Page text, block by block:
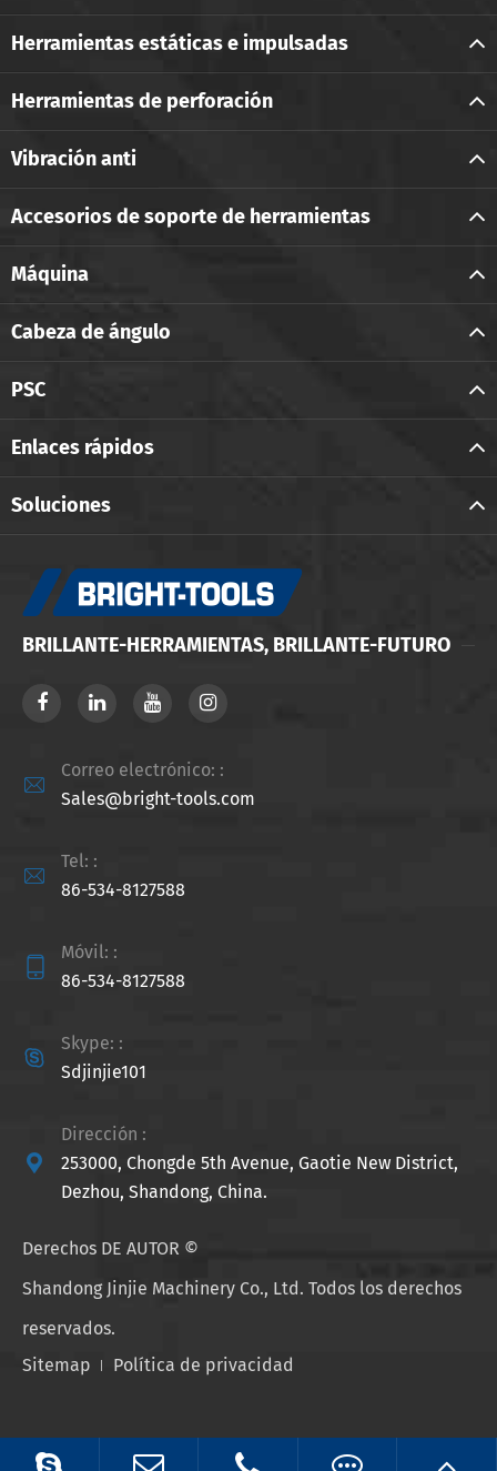
Herramientas estáticas e impulsadas
Herramientas de perforación
Vibración anti
Accesorios de soporte de herramientas
Máquina
Cabeza de ángulo
PSC
Enlaces rápidos
Soluciones
BRILLANTE-HERRAMIENTAS, BRILLANTE-FUTURO

Correo electrónico: :
Sales@bright-tools.com

Tel: :
86-534-8127588

Móvil: :
86-534-8127588

Skype: :
Sdjinjie101

Dirección :
253000, Chongde 5th Avenue, Gaotie New District,
Dezhou, Shandong, China.
Derechos DE AUTOR ©
Shandong Jinjie Machinery Co., Ltd. Todos los derechos
reservados.
Sitemap
Política de privacidad